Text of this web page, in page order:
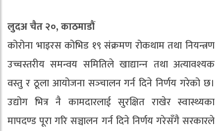
लुदअ चैत २०, काठमाडौं
कोरोना भाइरस कोभिड १९ संक्रमण रोकथाम तथा नियन्त्रण
उच्चस्तरीय समन्वय समितिले खाद्यान्‍न तथा अत्यावश्यक
वस्तु र ठूला आयोजना सञ्‍चालन गर्न दिने निर्णय गरेको छ।
उद्योग भित्र नै कामदारलाई सुरक्षित राखेर स्वास्थ्यका
मापदण्ड पूरा गरि सञ्चालन गर्न दिने निर्णय गरेसँगै सरकारले